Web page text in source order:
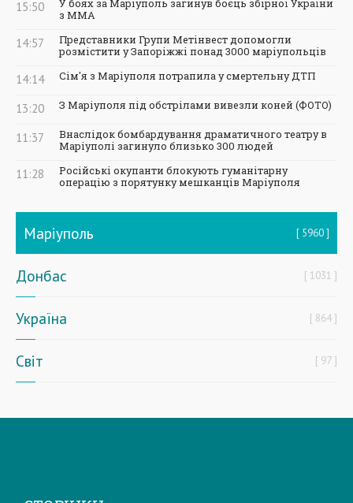
15:50
У боях за Маріуполь загинув боєць збірної України
з ММА
14:57
Представники Групи Метінвест допомогли
розмістити у Запоріжжі понад 3000 маріупольців
14:14 Сім'я з Маріуполя потрапила у смертельну ДТП
13:20 З Маріуполя під обстрілами вивезли коней (ФОТО)
11:37
Внаслідок бомбардування драматичного театру в
Маріуполі загинуло близько 300 людей
11:28
Російські окупанти блокують гуманітарну
операцію з порятунку мешканців Маріуполя
Маріуполь 5960
Донбас 1031
Україна 864
Світ 97